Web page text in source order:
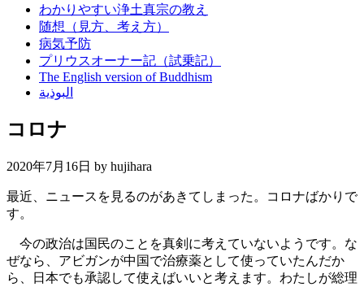
わかりやすい浄土真宗の教え
随想（見方、考え方）
病気予防
プリウスオーナー記（試乗記）
The English version of Buddhism
البوذية
コロナ
2020年7月16日 by hujihara
最近、ニュースを見るのがあきてしまった。コロナばかりで
す。
今の政治は国民のことを真剣に考えていないようです。な
ぜなら、アビガンが中国で治療薬として使っていたんだか
ら、日本でも承認して使えばいいと考えます。わたしが総理